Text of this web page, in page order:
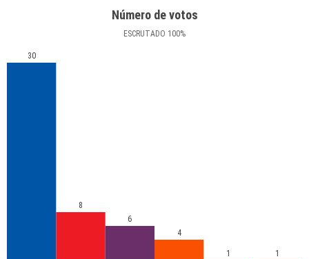
Número de votos
ESCRUTADO 100%
30
8
6
4
1 1